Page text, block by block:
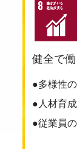
健全で
●多様性
●人材育成
●従業員